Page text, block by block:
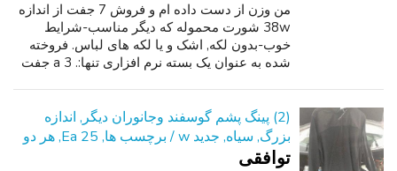
من وزن از دست داده ام و فروش 7 جفت از اندازه
38w شورت محموله که دیگر مناسب-شرایط
خوب-بدون لکه, اشک و یا لکه های لباس. فروخته
شده به عنوان یک بسته نرم افزاری تنها:. a 3 جفت
(2) پینگ پشم گوسفند وجانوران دیگر, اندازه
بزرگ, سیاه, جدید w / برچسب ها, Ea 25, هر دو
توافقی